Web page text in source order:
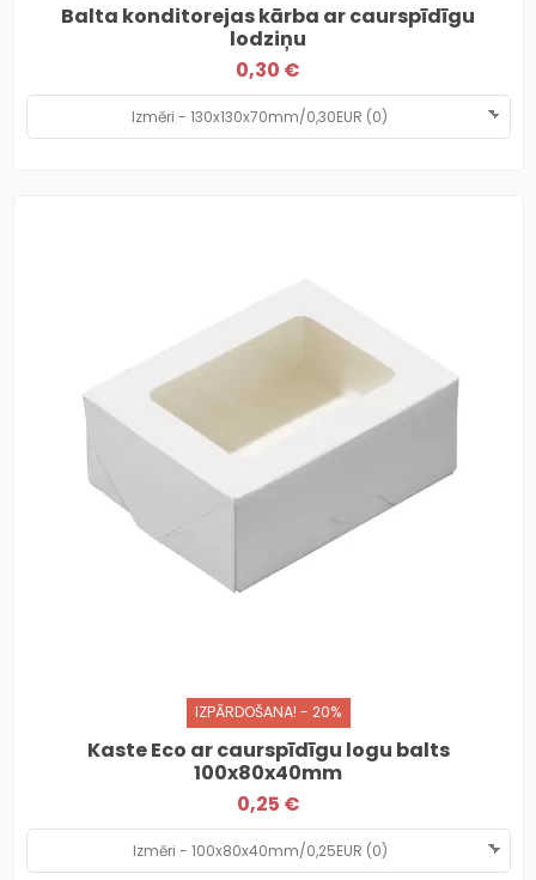
Balta konditorejas kārba ar caurspīdīgu
lodziņu
0,30 €
IZPĀRDOŠANA! - 20%
Kaste Eco ar caurspīdīgu logu balts
100x80x40mm
0,25 €